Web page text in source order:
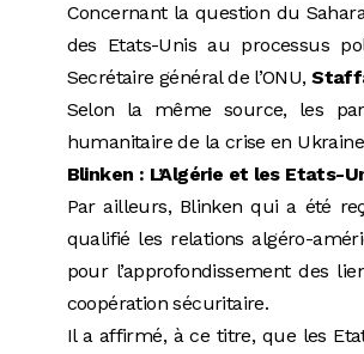
Concernant la question du
des Etats-Unis au processus
Secrétaire général de l’ONU,
Selon la même source, les
humanitaire de la crise en
Blinken : L’Algérie et les
Par ailleurs, Blinken qui a été
qualifié les relations algéro-
pour l’approfondissement des
coopération sécuritaire.
Il a affirmé, à ce titre, que les